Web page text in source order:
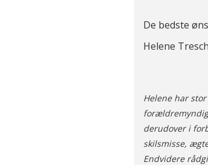
De bedste
Helene
Helene har
derudover i
skilsmisse,
Endvidere